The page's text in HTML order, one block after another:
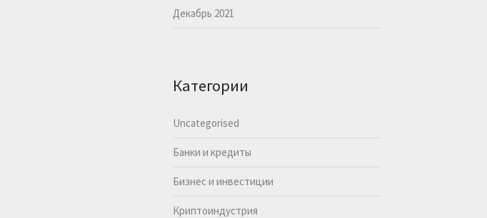
Декабрь 2021
Категории
Uncategorised
Банки и кредиты
Бизнес и инвестиции
Криптоиндустрия